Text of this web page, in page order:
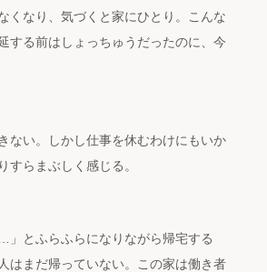
くなり、気づくと家にひとり。こんな
する前はしょっちゅうだったのに、今
ない。しかし仕事を休むわけにもいか
すらまぶしく感じる。
」とふらふらになりながら帰宅する
はまだ帰っていない。この家は働き者